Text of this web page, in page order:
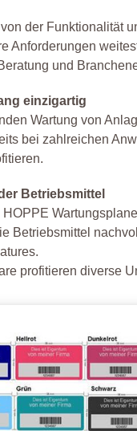
der Funktionalität
Anforderungen
und
einzigartig
Wartung von
bei zahlreichen
Betriebsmittel
Betriebsmittel
profitieren diverse